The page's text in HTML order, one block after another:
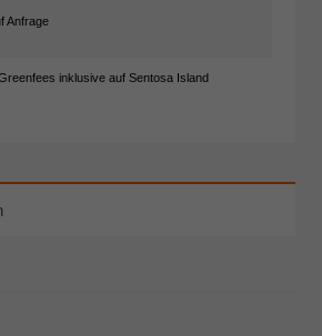
Anfrage
inklusive auf Sentosa Island